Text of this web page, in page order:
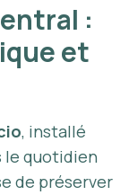
:
et
, installé
le quotidien
de préserver